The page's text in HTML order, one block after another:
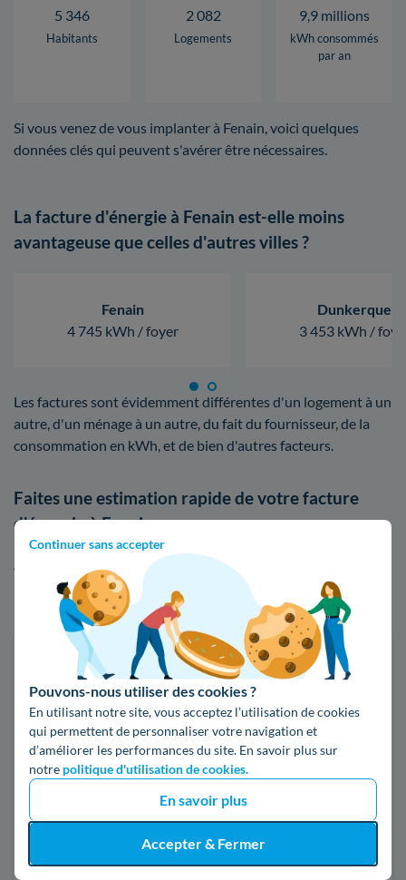
Continuer sans accepter
Pouvons-nous utiliser des cookies ?
En utilisant notre site, vous acceptez l’utilisation de cookies
qui permettent de personnaliser votre navigation et
d’améliorer les performances du site. En savoir plus sur
notre politique d'utilisation de cookies.
En savoir plus
Accepter & Fermer
5 346
Habitants
2 082
Logements
9,9 millions
kWh consommés
par an
Si vous venez de vous implanter à Fenain, voici quelques
données clés qui peuvent s'avérer être nécessaires.
La facture d'énergie à Fenain est-elle moins
avantageuse que celles d'autres villes ?
Fenain
4 745 kWh / foyer
Dunkerque
3 453 kWh /
Les factures sont évidemment différentes d'un logement à un
autre, d'un ménage à un autre, du fait du fournisseur, de la
consommation en kWh, et de bien d'autres facteurs.
Faites une estimation rapide de votre facture
d'énergie à Fenain
Afin de vous rendre compte des différences de tarifs entre
EDF et les autres acteurs du marché, n'hésitez pas à faire
usage de notre comparateur d'offres d'électricité ou de gaz :
Faites des économies sur vos factures d'énergie
Je compare
Électricité
Code postal